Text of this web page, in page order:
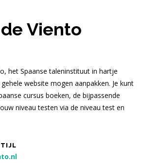
Viento
het Spaanse taleninstituut in hartje
website mogen aanpakken. Je kunt
cursus boeken, de bijpassende
niveau testen via de niveau test en